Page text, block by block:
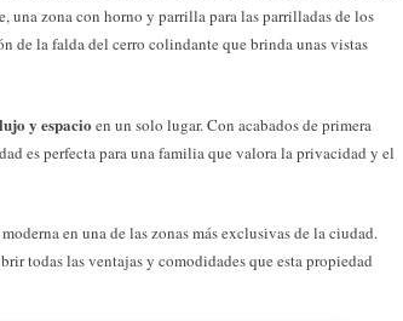
zona con horno y parrilla para las parrilladas de los
de la falda del cerro colindante que brinda unas vistas
y espacio en un solo lugar. Con acabados de primera
es perfecta para una familia que valora la privacidad y el
en una de las zonas más exclusivas de la ciudad.
todas las ventajas y comodidades que esta propiedad